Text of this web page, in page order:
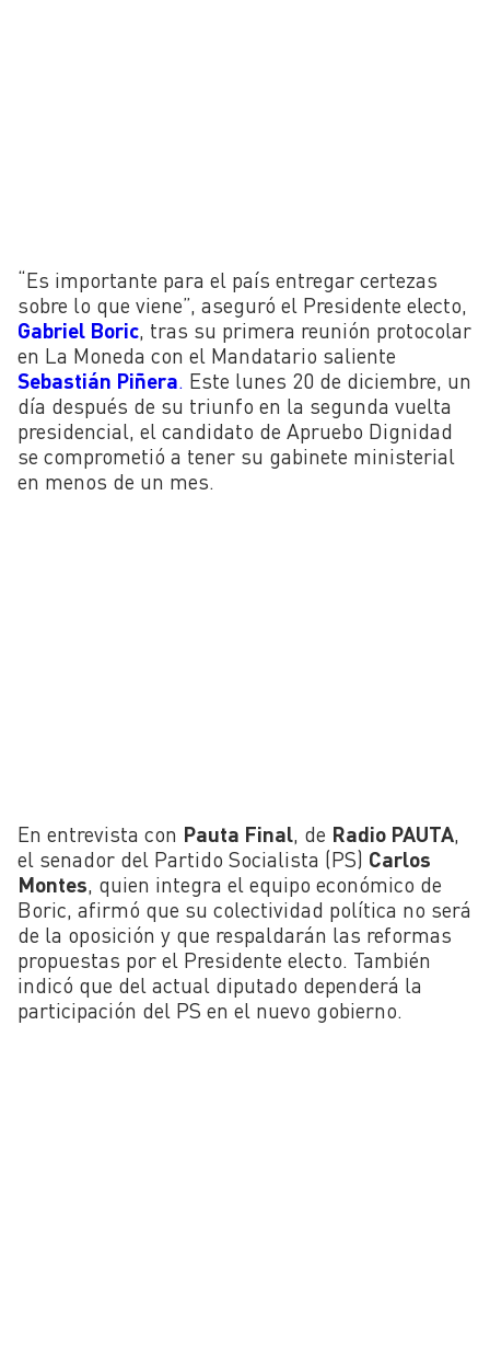
“Es importante para el país entregar certezas
sobre lo que viene”, aseguró el Presidente electo,
Gabriel Boric , tras su primera reunión protocolar
en La Moneda con el Mandatario saliente
Sebastián Piñera Este lunes 20 de diciembre, un
día después de su triunfo en la segunda vuelta
presidencial, el candidato de Apruebo Dignidad
se comprometió a tener su gabinete ministerial
en menos de un mes.
En entrevista con Pauta Final, de Radio PAUTA,
el senador del Partido Socialista (PS) Carlos
Montes, quien integra el equipo económico de
Boric, afirmó que su colectividad política no será
de la oposición y que respaldarán las reformas
propuestas por el Presidente electo. También
indicó que del actual diputado dependerá la
participación del PS en el nuevo gobierno.